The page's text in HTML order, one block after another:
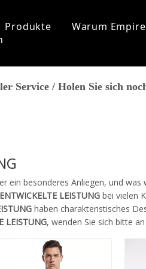
Produkte
Böden
Zubehör
Neuankömmlinge
Warum
Geschichte der
Service / Holen Sie sich
ein besonderes Anliegen, und
ENTWICKELTE LEISTUNG bei vielen
haben charakteristisches
LEISTUNG, wenden Sie sich bitte an